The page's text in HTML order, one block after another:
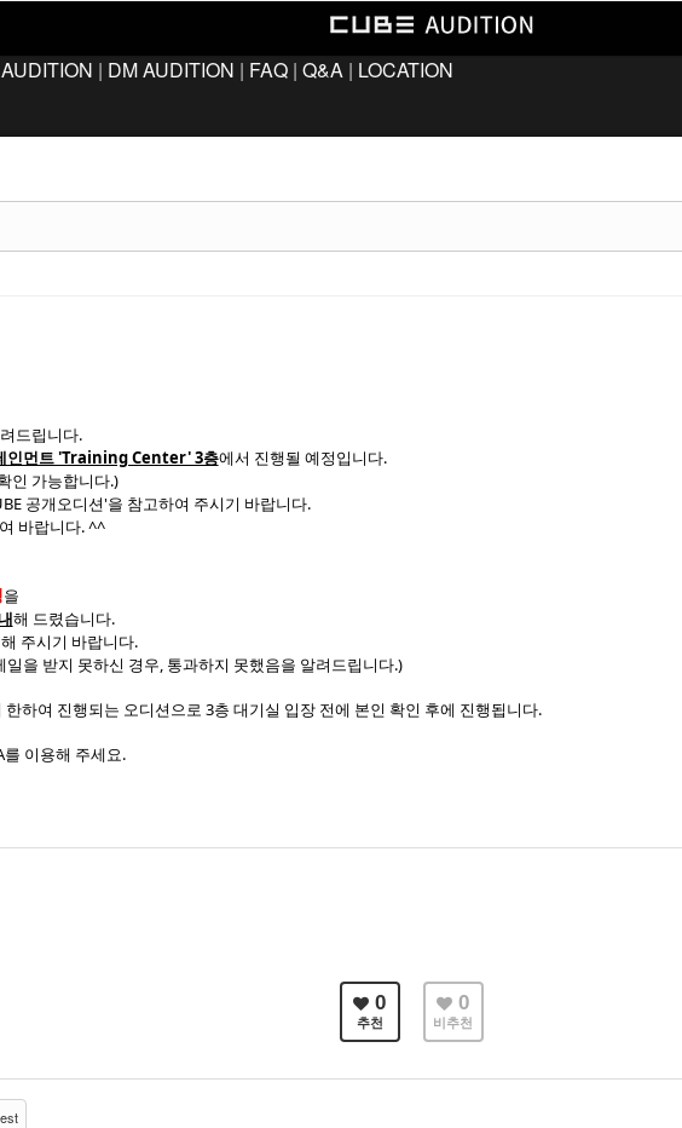
| DM AUDITION | FAQ | Q&A | LOCATION
드립니다.
인먼트 'Training Center' 3층에서 진행될 예정입니다.
인 가능합니다.)
공개오디션'을 참고하여 주시기 바랍니다.
바랍니다. ^^
을
해 드렸습니다.
주시기 바랍니다.
을 받지 못하신 경우, 통과하지 못했음을 알려드립니다.)
하여 진행되는 오디션으로 3층 대기실 입장 전에 본인 확인 후에 진행됩니다.
이용해 주세요.
0
추천
0
비추천